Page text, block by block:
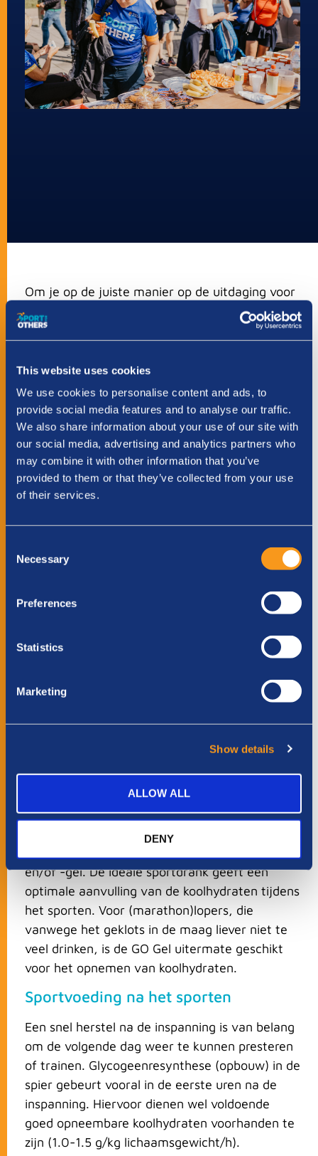
This website uses cookies
We use cookies to personalise content and ads, to
provide social media features and to analyse our traffic.
We also share information about your use of our site with
our social media, advertising and analytics partners who
may combine it with other information that you’ve
provided to them or that they’ve collected from your use
of their services.
Selection
Necessary
Preferences
Statistics
Marketing
Show details
ALLOW ALL
DENY
Om je op de juiste manier op de uitdaging voor
te bereiden is het belangrijk dat je gebruik
maakt van evenwichtige voeding. Voeding is
in de voorbereiding. Start wel op tijd met het
proberen van sportvoeding. Je lichaam moet
wennen aan sportvoeding, dus adviseren wij dit
ruim van tevoren te testen. Hieronder vind je
een advies van SIS sportvoeding.
Sportvoeding voor het sporten
voorwaarde om naar behoren te presteren. De
optreedt als de koolhydratenvoorraad is
hebben aangetoond dat gedurende 6-7 dagen
trainingsvolume dagelijks gereduceerd zou
koolhydraatgehalte in de voeding dagelijks
verhoogd moeten worden, van de gebruikelijke
Sportvoeding tijdens het sporten
Uit onderzoek is gebleken dat bij intensieve
inspanningen die langer dan 45 minuten duren,
het opnemen van koolhydraten de
vermoeidheid uitstelt en de prestatie bevordert.
en/of -gel. De ideale sportdrank geeft een
optimale aanvulling van de koolhydraten tijdens
het sporten. Voor (marathon)lopers, die
vanwege het geklots in de maag liever niet te
veel drinken, is de GO Gel uitermate geschikt
voor het opnemen van koolhydraten.
Sportvoeding na het sporten
Een snel herstel na de inspanning is van belang
om de volgende dag weer te kunnen presteren
of trainen. Glycogeenresynthese (opbouw) in de
spier gebeurt vooral in de eerste uren na de
inspanning. Hiervoor dienen wel voldoende
goed opneembare koolhydraten voorhanden te
zijn (1.0-1.5 g/kg lichaamsgewicht/h).